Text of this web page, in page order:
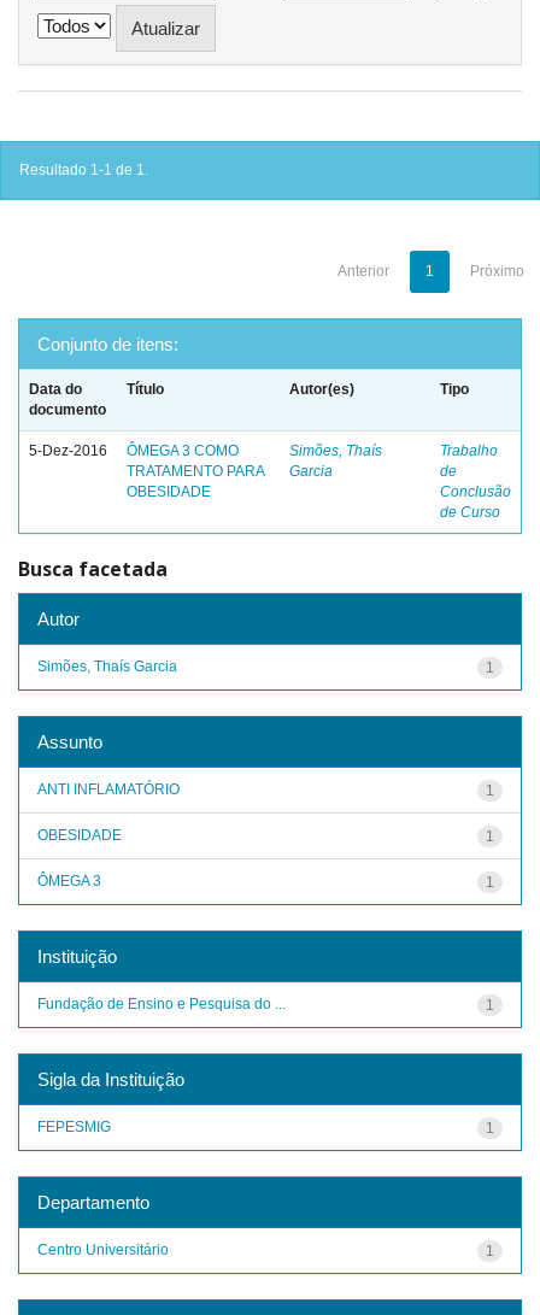
Resultado 1-1 de 1.
Anterior 1 Próximo
Conjunto de itens:
Data do
documento
Título Autor(es) Tipo
5-Dez-2016
ÔMEGA 3 COMO
TRATAMENTO PARA
OBESIDADE
Simões, Thaís
Garcia
Trabalho
de
Conclusão
de Curso
Busca facetada
Autor
1
Simões, Thaís Garcia
Assunto
1
ANTI INFLAMATÓRIO
1
OBESIDADE
1
ÔMEGA 3
Instituição
1
Fundação de Ensino e Pesquisa do ...
Sigla da Instituição
1
FEPESMIG
Departamento
1
Centro Universitário